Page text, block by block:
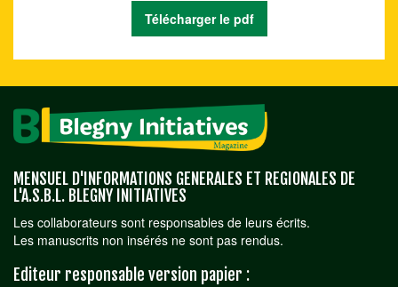
Télécharger le pdf
MENSUEL D'INFORMATIONS GENERALES ET REGIONALES DE
L'A.S.B.L. BLEGNY INITIATIVES
Les collaborateurs sont responsables de leurs écrits.
Les manuscrits non insérés ne sont pas rendus.
Editeur responsable version papier :